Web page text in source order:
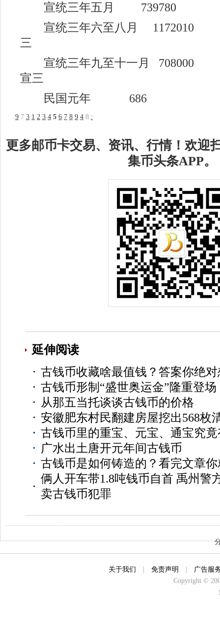
宣统三年五月 739780
宣统三年六至八月
三
宣统三年九至十一月
宣三
民国元年 686
9 7 3 1 2 3 4 5 6 7 8 9 4 8 :
更多邮币卡交易、资讯、行情！欢迎
集币头条APP。
延伸阅读
古钱币收藏啥最值钱？答案你绝
古钱币形制“盛世奥运金”隆重登场
从那五当托谈谈古钱币的价格
安徽肥东村民翻建房屋挖出568枚
古钱币里的重宝、元宝、通宝究
广水出土唐开元年间古钱币
古钱币是如何铸造的？看完文章
俩人开车带1.8吨钱币自首 禹州警
卖古钱币犯罪
关于我们 免责声明
广告服
Copyright ©